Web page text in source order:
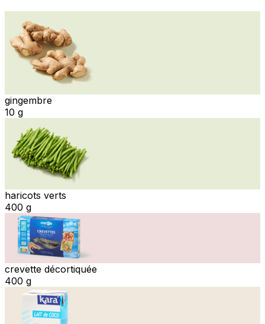
gingembre
10 g
haricots verts
400 g
crevette décortiquée
400 g